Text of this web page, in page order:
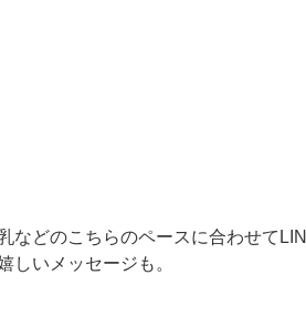
などのこちらのペースに合わせて
しいメッセージも。